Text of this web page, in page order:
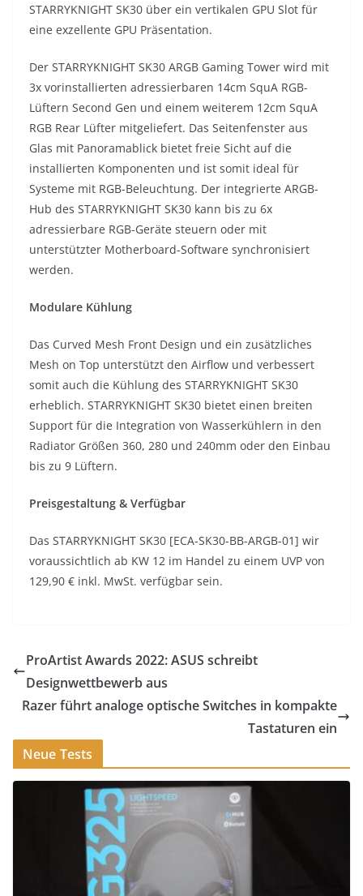
STARRYKNIGHT SK30 über ein vertikalen GPU Slot für
eine exzellente GPU Präsentation.
Der STARRYKNIGHT SK30 ARGB Gaming Tower wird mit
3x vorinstallierten adressierbaren 14cm SquA RGB-
Lüftern Second Gen und einem weiterem 12cm SquA
RGB Rear Lüfter mitgeliefert. Das Seitenfenster aus
Glas mit Panoramablick bietet freie Sicht auf die
installierten Komponenten und ist somit ideal für
Systeme mit RGB-Beleuchtung. Der integrierte ARGB-
Hub des STARRYKNIGHT SK30 kann bis zu 6x
adressierbare RGB-Geräte steuern oder mit
unterstützter Motherboard-Software synchronisiert
werden.
Modulare Kühlung
Das Curved Mesh Front Design und ein zusätzliches
Mesh on Top unterstützt den Airflow und verbessert
somit auch die Kühlung des STARRYKNIGHT SK30
erheblich. STARRYKNIGHT SK30 bietet einen breiten
Support für die Integration von Wasserkühlern in den
Radiator Größen 360, 280 und 240mm oder den Einbau
bis zu 9 Lüftern.
Preisgestaltung & Verfügbar
Das STARRYKNIGHT SK30 [ECA-SK30-BB-ARGB-01] wir
voraussichtlich ab KW 12 im Handel zu einem UVP von
129,90 € inkl. MwSt. verfügbar sein.
ProArtist Awards 2022: ASUS schreibt
Designwettbewerb aus
Razer führt analoge optische Switches in kompakte
Tastaturen ein
Neue Tests